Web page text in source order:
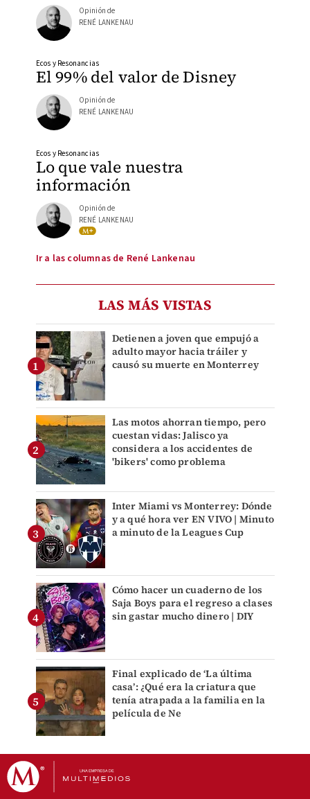
Opinión de
RENÉ LANKENAU
El 99% del valor de Disney
Ecos y Resonancias
Opinión de
RENÉ LANKENAU
Lo que vale nuestra
información
Ecos y Resonancias
Opinión de
RENÉ LANKENAU
Ir a las columnas de René Lankenau
LAS MÁS VISTAS
Detienen a joven que empujó a
adulto mayor hacia tráiler y
causó su muerte en Monterrey
Las motos ahorran tiempo, pero
cuestan vidas: Jalisco ya
considera a los accidentes de
'bikers' como problema
Inter Miami vs Monterrey: Dónde
y a qué hora ver EN VIVO | Minuto
a minuto de la Leagues Cup
Cómo hacer un cuaderno de los
Saja Boys para el regreso a clases
sin gastar mucho dinero | DIY
Final explicado de ‘La última
casa’: ¿Qué era la criatura que
tenía atrapada a la familia en la
película de Ne